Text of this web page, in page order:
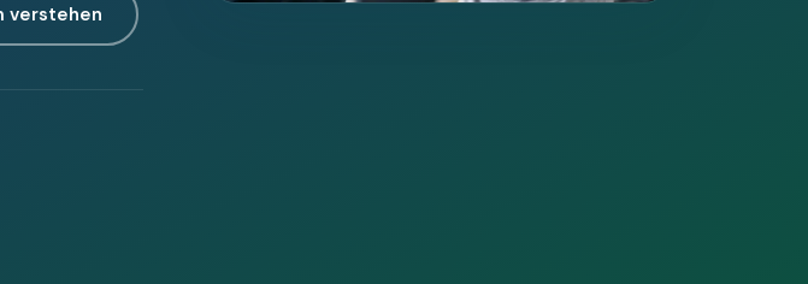
verstehen